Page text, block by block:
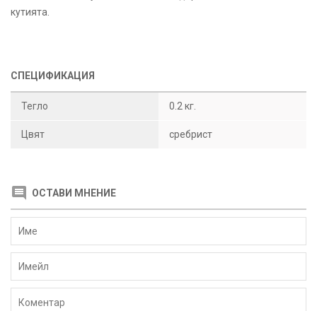
кутията.
СПЕЦИФИКАЦИЯ
Тегло 0.2 кг.
Цвят сребрист
ОСТАВИ МНЕНИЕ